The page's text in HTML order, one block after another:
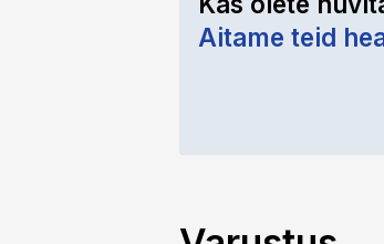
Aitame teid